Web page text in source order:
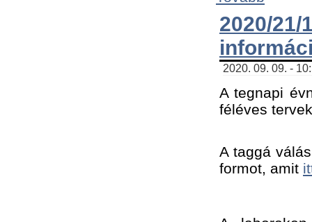
2020/
2020. 09. 09. -
A tegnapi
féléves
A taggá
formot, amit